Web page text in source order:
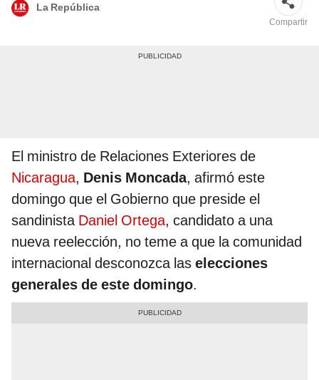
La República
Compartir
El ministro de Relaciones Exteriores de
Nicaragua, Denis Moncada, afirmó este
domingo que el Gobierno que preside el
sandinista Daniel Ortega, candidato a una
nueva reelección, no teme a que la comunidad
internacional desconozca las elecciones
generales de este domingo.